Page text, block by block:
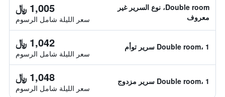
Double room، نوع السرير غير
معروف
1,005 ﷼
سعر الليلة شامل الرسوم
Double room، 1 سرير توأم 1,042 ﷼
سعر الليلة شامل الرسوم
Double room، 1 سرير مزدوج 1,048 ﷼
سعر الليلة شامل الرسوم